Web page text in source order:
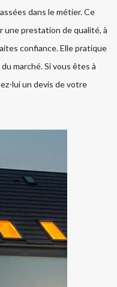
dans le métier. Ce
une prestation de qualité, à
confiance. Elle pratique
marché. Si vous êtes à
lui un devis de votre